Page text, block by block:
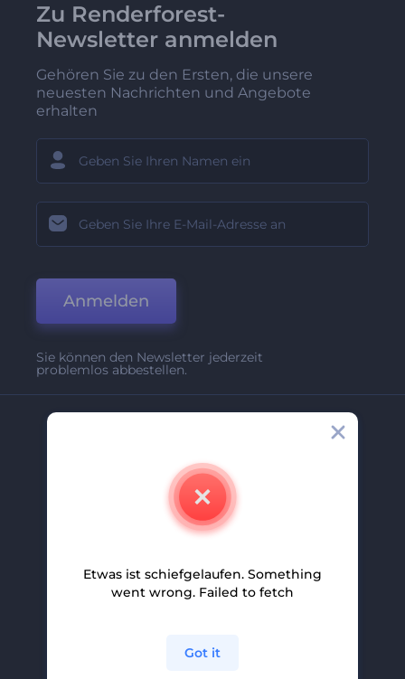
Zu Renderforest-
Newsletter anmelden
Gehören Sie zu den Ersten, die unsere
neuesten Nachrichten und Angebote
erhalten
Anmelden
Sie können den Newsletter jederzeit
problemlos abbestellen.
Partnerprogramm
Etwas ist schiefgelaufen. Something
went wrong. Failed to fetch
Got it